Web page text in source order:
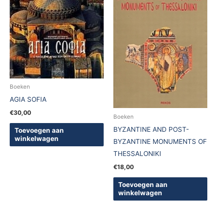
Boeken
AGIA SOFIA
€30,00
Toevoegen aan
winkelwagen
Boeken
BYZANTINE AND POST-
BYZANTINE MONUMENTS OF
THESSALONIKI
€18,00
Toevoegen aan
winkelwagen